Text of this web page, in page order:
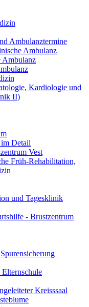
Ambulanztermine
Ambulanz
Ambulanz
Kardiologie und
II)
Detail
Vest
Früh-Rehabilitation,
und Tagesklinik
- Brustzentrum
Kreisssaal